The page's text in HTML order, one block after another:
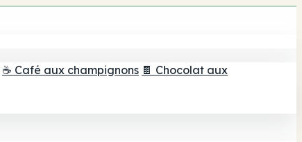
☕ Café aux champignons 🍫 Chocolat aux